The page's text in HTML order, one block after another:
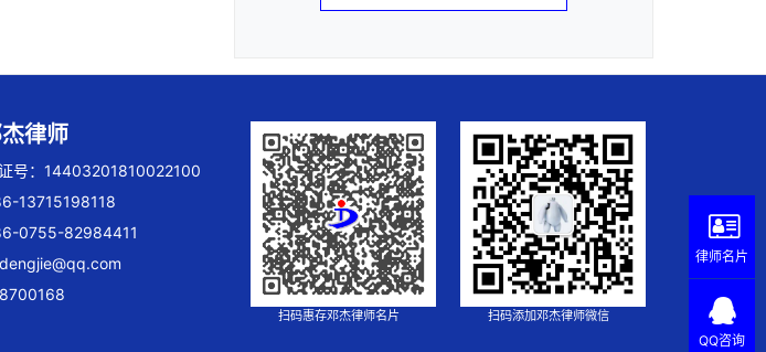
律师
号：14403201810022100
13715198118
0755-82984411
扫码惠存邓杰律师名片 扫码添加邓杰律师微信
律师名片
QQ咨询